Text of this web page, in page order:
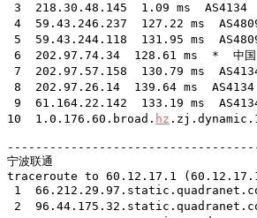
3  218.30.48.145  1.09 ms  AS4134
4  59.43.246.237  127.22 ms
5  59.43.244.118  131.95 ms
6  202.97.74.34  128.61 ms  *  中国
7  202.97.57.158  130.79 ms
8  202.97.26.14  139.64 ms  AS4134
9  61.164.22.142  133.19 ms
10  1.0.176.60.broad. hz
宁波联通
traceroute to 60.12.17.1
1
2